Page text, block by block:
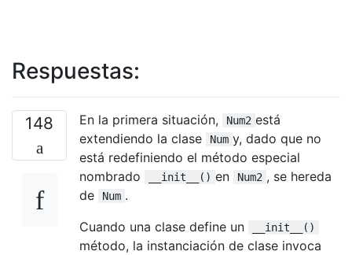
Respuestas:
148 En la primera situación, Num2 está
extendiendo la clase
Num y, dado que no
está redefiniendo el método especial
nombrado
__init__() en Num2 , se hereda
de
Num .
Cuando una clase define un
__init__()
método, la instanciación de clase invoca